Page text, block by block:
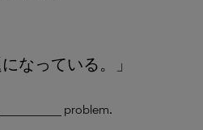
なっている。」
problem.